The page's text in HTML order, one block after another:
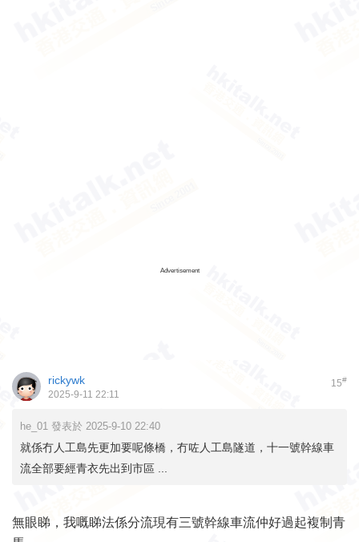
Advertisement
15#
rickywk
2025-9-11 22:11
he_01 發表於 2025-9-10 22:40
就係冇人工島先更加要呢條橋，冇咗人工島隧道，十一號幹線車
流全部要經青衣先出到市區 ...
無眼睇，我嘅睇法係分流現有三號幹線車流仲好過起複制青